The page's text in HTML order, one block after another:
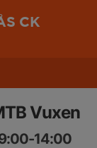
CK
Vuxen
14:00